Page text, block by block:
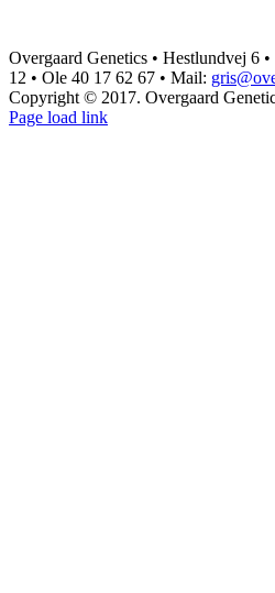
Overgaard Genetics • Hestlundvej 6
12 • Ole 40 17 62 67 • Mail:
Copyright © 2017. Overgaard
Facebook
Page load link